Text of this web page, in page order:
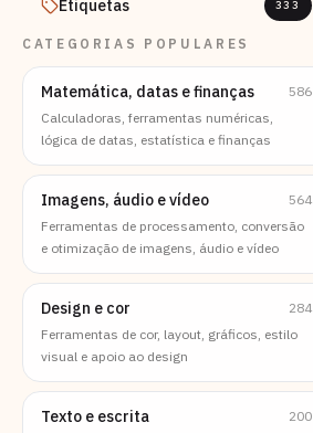
Etiquetas 333
CATEGORIAS POPULARES
Matemática, datas e finanças
586
Calculadoras, ferramentas numéricas,
lógica de datas, estatística e finanças
Imagens, áudio e vídeo
564
Ferramentas de processamento, conversão
e otimização de imagens, áudio e vídeo
Design e cor
284
Ferramentas de cor, layout, gráficos, estilo
visual e apoio ao design
Texto e escrita
200